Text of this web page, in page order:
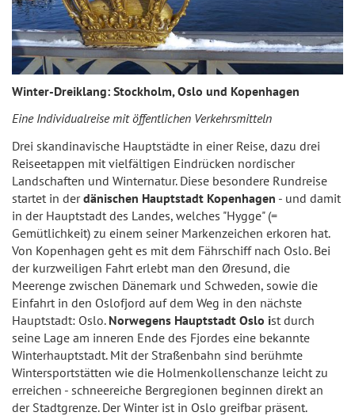
Winter-Dreiklang: Stockholm, Oslo und Kopenhagen
Eine Individualreise mit öffentlichen Verkehrsmitteln
Drei skandinavische Hauptstädte in einer Reise, dazu drei
Reiseetappen mit vielfältigen Eindrücken nordischer
Landschaften und Winternatur. Diese besondere Rundreise
startet in derdänischen Hauptstadt Kopenhagen - und damit
in der Hauptstadt des Landes, welches "Hygge" (=
Gemütlichkeit) zu einem seiner Markenzeichen erkoren hat.
Von Kopenhagen geht es mit dem Fährschiff nach Oslo. Bei
der kurzweiligen Fahrt erlebt man den Øresund, die
Meerenge zwischen Dänemark und Schweden, sowie die
Einfahrt in den Oslofjord auf dem Weg in den nächste
Hauptstadt: Oslo. Norwegens Hauptstadt Oslo ist durch
seine Lage am inneren Ende des Fjordes eine bekannte
Winterhauptstadt. Mit der Straßenbahn sind berühmte
Wintersportstätten wie die Holmenkollenschanze leicht zu
erreichen - schneereiche Bergregionen beginnen direkt an
der Stadtgrenze. Der Winter ist in Oslo greifbar präsent.